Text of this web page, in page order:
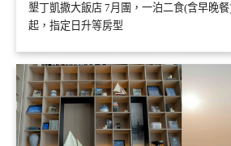
墾丁凱撒大飯店 7月團，一泊二食(含早晚
起，指定日升等房型